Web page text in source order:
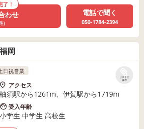
了！
わせ
）
電話で聞く
050-1784-2394
岡
リストに
保存
日祝営業
アクセス
柚須駅から1261m、伊賀駅から1719m
受入年齢
小学生 中学生 高校生